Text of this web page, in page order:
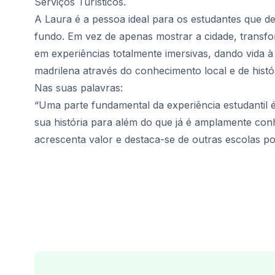
Programa para maiores de 50
Preparação para o Exame DELE
Preparação para o Exame SIELE
Aulas Particulares
Málaga
Aulas de espanhol em grupo
Curso noturno em grupo
Cursos de longa duração
Programa para maiores de 50
A Laura é a pessoa ideal para os estudantes que
fundo. Em vez de apenas mostrar a cidade,
em experiências totalmente imersivas, dando vida
madrilena através do conhecimento local e de
Nas suas palavras:
“Uma parte fundamental da experiência estudantil
sua história para além do que já é amplamente
acrescenta valor e destaca-se de outras escolas